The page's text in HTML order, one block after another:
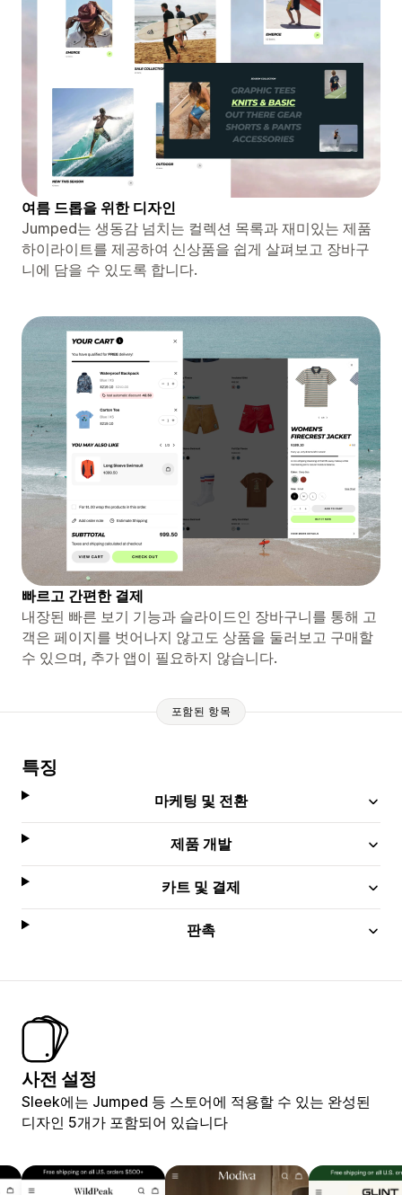
여름 드롭을 위한 디자인
Jumped는 생동감 넘치는 컬렉션 목록과 재미있는 제품
하이라이트를 제공하여 신상품을 쉽게 살펴보고 장바구
니에 담을 수 있도록 합니다.
빠르고 간편한 결제
내장된 빠른 보기 기능과 슬라이드인 장바구니를 통해 고
객은 페이지를 벗어나지 않고도 상품을 둘러보고 구매할
수 있으며, 추가 앱이 필요하지 않습니다.
포함된 항목
특징
마케팅 및 전환
제품 개발
카트 및 결제
판촉
사전 설정
Sleek에는 Jumped 등 스토어에 적용할 수 있는 완성된
디자인 5개가 포함되어 있습니다